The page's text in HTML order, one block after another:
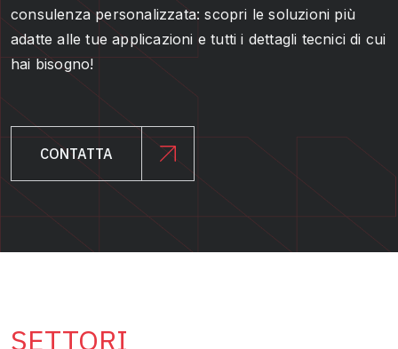
consulenza personalizzata: scopri le soluzioni più
adatte alle tue applicazioni e tutti i dettagli tecnici di cui
hai bisogno!
CONTATTA
SETTORI